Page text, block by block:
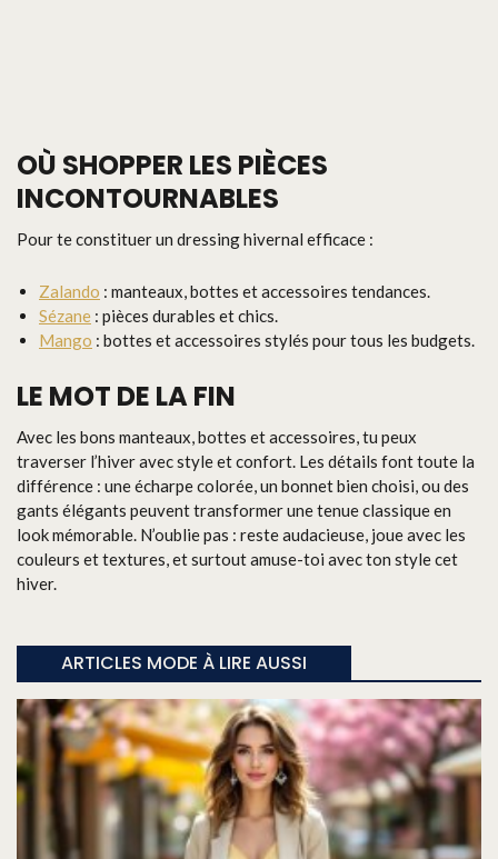
OÙ SHOPPER LES PIÈCES
INCONTOURNABLES
Pour te constituer un dressing hivernal efficace :
Zalando : manteaux, bottes et accessoires tendances.
Sézane : pièces durables et chics.
Mango : bottes et accessoires stylés pour tous les budgets.
LE MOT DE LA FIN
Avec les bons manteaux, bottes et accessoires, tu peux
traverser l’hiver avec style et confort. Les détails font toute la
différence : une écharpe colorée, un bonnet bien choisi, ou des
gants élégants peuvent transformer une tenue classique en
look mémorable. N’oublie pas : reste audacieuse, joue avec les
couleurs et textures, et surtout amuse-toi avec ton style cet
hiver.
ARTICLES MODE À LIRE AUSSI